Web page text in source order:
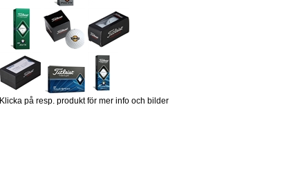
Klicka på resp. produkt för mer info och bilder